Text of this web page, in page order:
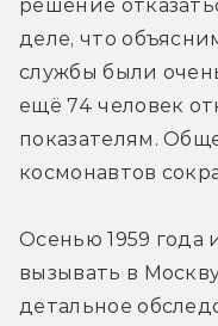
решение
деле, что
службы были
ещё 74 человек
показателям.
космонавтов
Осенью 1959 года
вызывать в
детальное